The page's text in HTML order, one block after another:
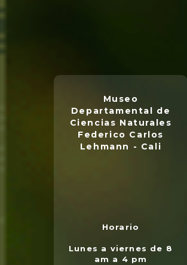
Museo
Departamental de
Ciencias Naturales
Federico Carlos
Lehmann - Cali
Horario
Lunes a viernes de 8
am a 4 pm